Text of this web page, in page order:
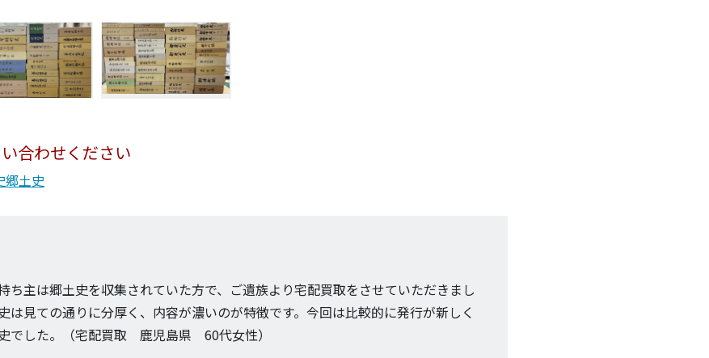
合わせください
郷土史
ち主は郷土史を収集されていた方で、ご遺族より宅配買取をさせていただきまし
は見ての通りに分厚く、内容が濃いのが特徴です。今回は比較的に発行が新しく
でした。（宅配買取 鹿児島県 60代女性）